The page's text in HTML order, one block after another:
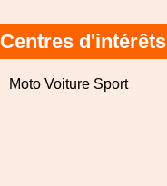
Centres d'intérêts
Moto Voiture Sport